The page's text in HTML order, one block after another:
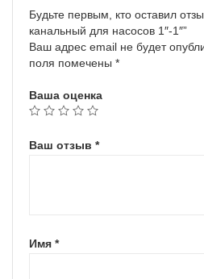
Будьте первым, кто оставил
канальный для насосов 1″-1″”
Ваш адрес email не будет
поля помечены *
Ваша оценка
Ваш отзыв *
Имя *